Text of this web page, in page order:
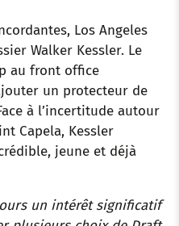
Los Angeles
Walker Kessler. Le
au front office
un protecteur de
à l’incertitude autour
Capela, Kessler
jeune et déjà
un intérêt significatif